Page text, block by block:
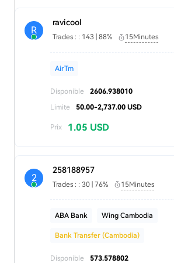
R
ravicool
Trades : : 143 | 88% 15Minutes
AirTm
Disponible
2606.938010
Limite
50.00-2,737.00 USD
Prix 1.05 USD
2
258188957
Trades : : 30 | 76% 15Minutes
ABA Bank Wing Cambodia
Bank Transfer (Cambodia)
Disponible
573.578802